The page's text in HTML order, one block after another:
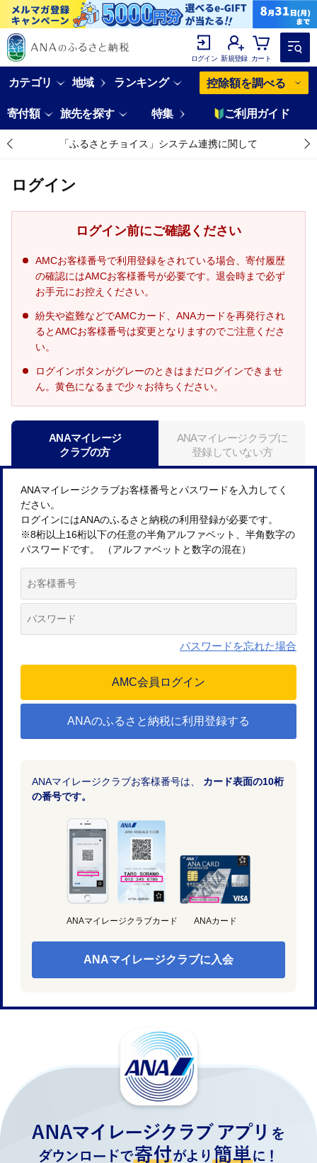
ログイン 新規登録 カート
カテゴリ 地域 ランキング 控除額を調べる
寄付額 旅先を探す 特集 ご利用ガイド
「ふるさとチョイス」システム連携に関して
ログイン
ログイン前にご確認ください
AMCお客様番号で利用登録をされている場合、寄付履歴
の確認にはAMCお客様番号が必要です。退会時まで必ず
お手元にお控えください。
紛失や盗難などでAMCカード、ANAカードを再発行され
るとAMCお客様番号は変更となりますのでご注意くださ
い。
ログインボタンがグレーのときはまだログインできませ
ん。黄色になるまで少々お待ちください。
ANAマイレージ
クラブの方
ANAマイレージクラブに
登録していない方
ANAマイレージクラブお客様番号とパスワードを入力してく
ださい。
ログインにはANAのふるさと納税の利用登録が必要です。
※8桁以上16桁以下の任意の半角アルファベット、半角数字の
パスワードです。 （アルファベットと数字の混在）
パスワードを忘れた場合
ANAのふるさと納税に利用登録する
ANAマイレージクラブお客様番号は、 カード表面の10桁
の番号です。
ANAマイレージクラブカード ANAカード
ANAマイレージクラブに入会